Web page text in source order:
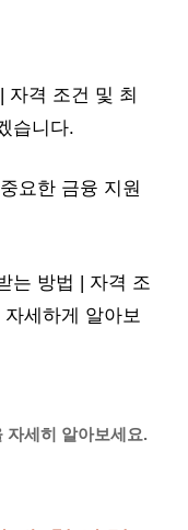
자격 조건 및 최
습니다.
요한 금융 지원
는 방법 | 자격 조
세하게 알아보
자세히 알아보세요.